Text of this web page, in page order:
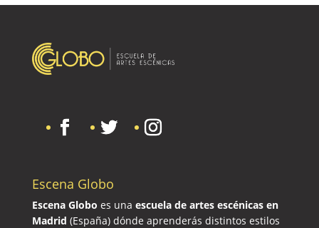
Escena Globo
Escena Globo es una escuela de artes escénicas en
Madrid (España) dónde aprenderás distintos estilos